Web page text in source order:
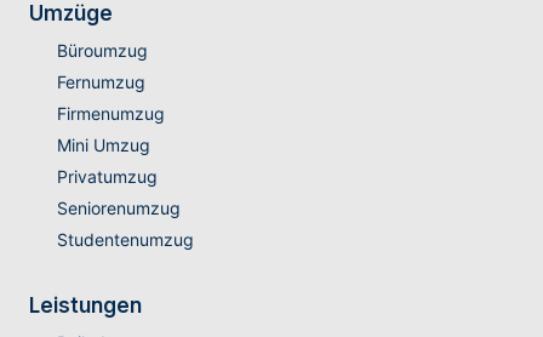
Umzüge
Büroumzug
Fernumzug
Firmenumzug
Mini Umzug
Privatumzug
Seniorenumzug
Studentenumzug
Leistungen